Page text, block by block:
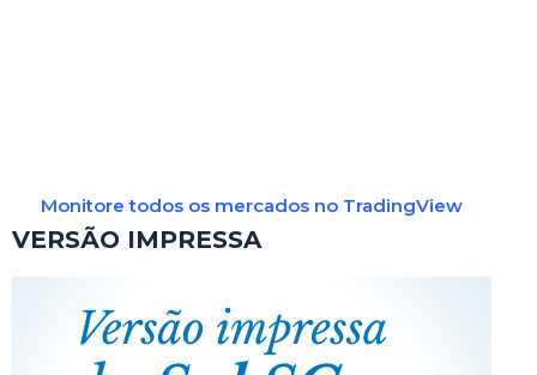
Monitore todos os mercados no TradingView
VERSÃO IMPRESSA